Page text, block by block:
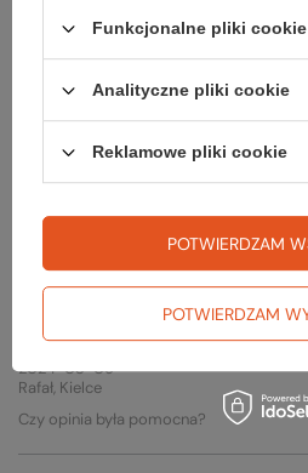
ZADAJ
Opinie o Sznurowadła
5/5
Bardzo ładne sznurówki
2024-03-09
Rafał, Kielce
Czy opinia była pomocna?
Funkcjonalne pliki cookie
Analityczne pliki cookie
Reklamowe pliki cookie
POTWIERDZAM
POTWIERDZAM